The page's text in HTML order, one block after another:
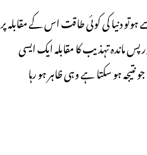
دنیا کی کوئی طاقت اس کے مقابلہ پر
ماندہ تہذیب کا مقابلہ ایک ایسی
ہو سکتا ہے وہی ظاہر ہو رہا